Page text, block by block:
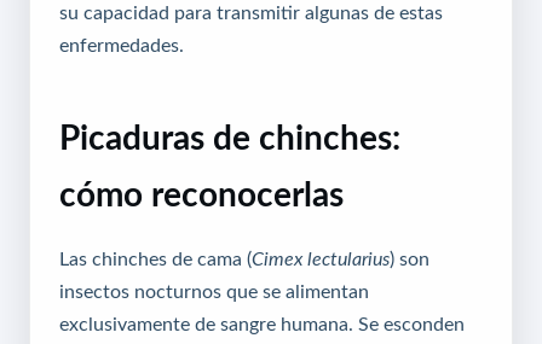
su capacidad para transmitir algunas de estas
enfermedades.
Picaduras de chinches:
cómo reconocerlas
Las chinches de cama (Cimex lectularius) son
insectos nocturnos que se alimentan
exclusivamente de sangre humana. Se esconden